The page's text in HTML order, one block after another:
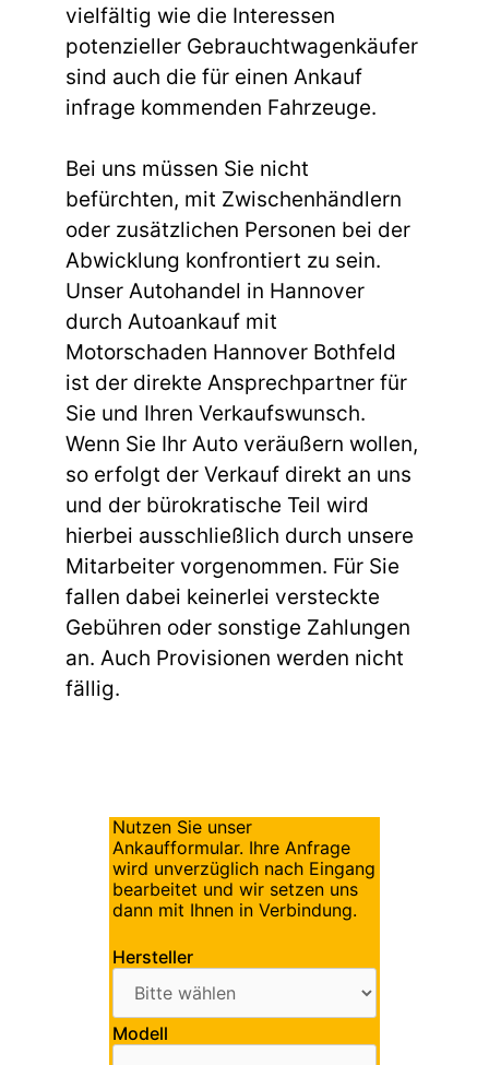
vielfältig wie die Interessen
potenzieller Gebrauchtwagenkäufer
sind auch die für einen Ankauf
infrage kommenden Fahrzeuge.
Bei uns müssen Sie nicht
befürchten, mit Zwischenhändlern
oder zusätzlichen Personen bei der
Abwicklung konfrontiert zu sein.
Unser Autohandel in Hannover
durch Autoankauf mit
Motorschaden Hannover Bothfeld
ist der direkte Ansprechpartner für
Sie und Ihren Verkaufswunsch.
Wenn Sie Ihr Auto veräußern wollen,
so erfolgt der Verkauf direkt an uns
und der bürokratische Teil wird
hierbei ausschließlich durch unsere
Mitarbeiter vorgenommen. Für Sie
fallen dabei keinerlei versteckte
Gebühren oder sonstige Zahlungen
an. Auch Provisionen werden nicht
fällig.
Nutzen Sie unser
Ankaufformular. Ihre Anfrage
wird unverzüglich nach Eingang
bearbeitet und wir setzen uns
dann mit Ihnen in Verbindung.
Hersteller
Modell